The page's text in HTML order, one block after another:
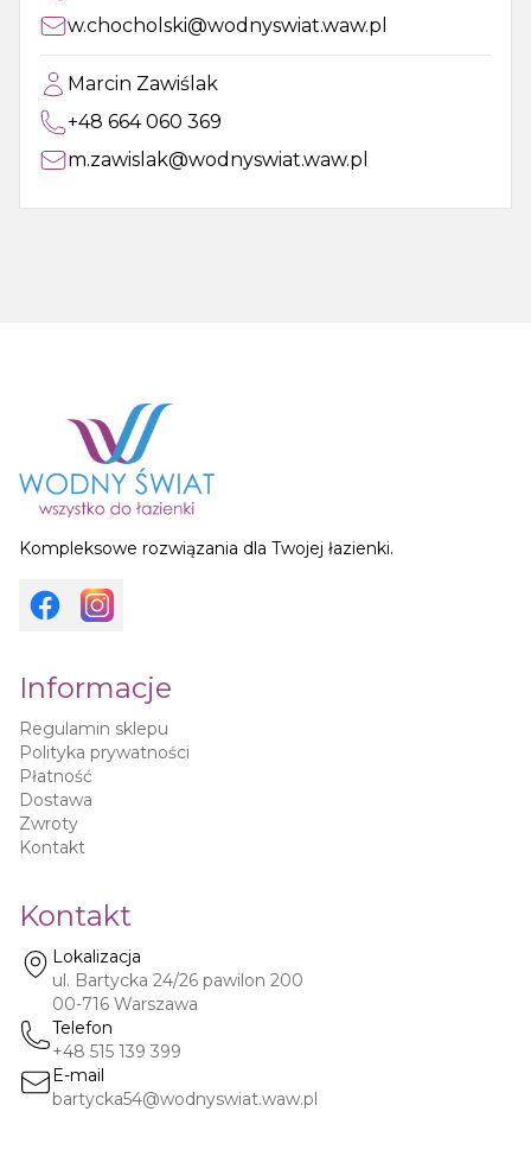
w.chocholski@wodnyswiat.waw.pl
Marcin Zawiślak
+48 664 060 369
m.zawislak@wodnyswiat.waw.pl
Kompleksowe rozwiązania dla Twojej łazienki.
Informacje
Regulamin sklepu
Polityka prywatności
Płatność
Dostawa
Zwroty
Kontakt
Kontakt
Lokalizacja
ul. Bartycka 24/26 pawilon 200
00-716 Warszawa
Telefon
+48 515 139 399
E-mail
bartycka54@wodnyswiat.waw.pl